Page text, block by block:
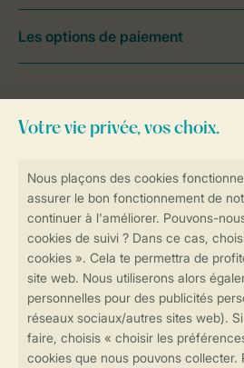
Réservations en ligne
Transmission sécurisée des
Paiement sécurisé
contactez notreContact Center.
Les options de paiement